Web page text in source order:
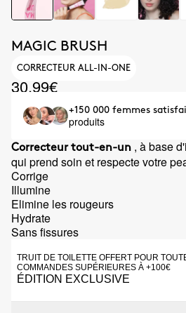
MAGIC BRUSH
CORRECTEUR ALL-IN-ONE
30.99€
+150 000 femmes
produits
Correcteur tout-en-un , à base
qui prend soin et respecte votre
Corrige
Illumine
Elimine les rougeurs
Hydrate
Sans fissures
TRUIT DE TOILETTE OFFERT POUR
COMMANDES SUPÉRIEURES À +100€
ÉDITION EXCLUSIVE